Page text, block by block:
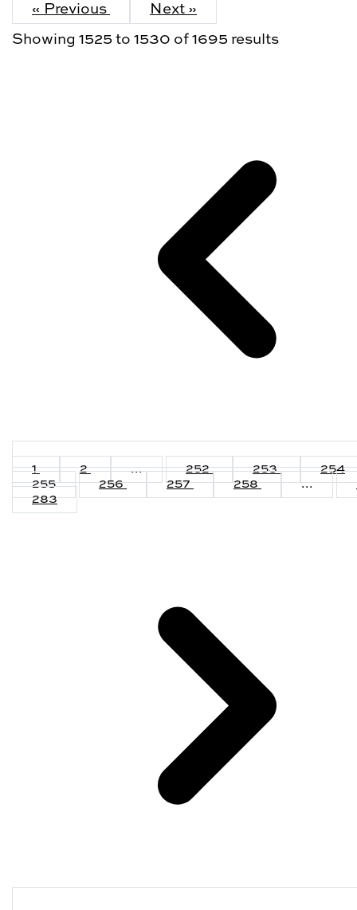
« Previous Next »
Showing 1525 to 1530 of 1695 results
1 2 ... 252 253
254
255
256 257 258 ...
283